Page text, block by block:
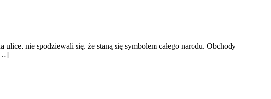
nie spodziewali się, że staną się symbolem całego narodu. Obchody